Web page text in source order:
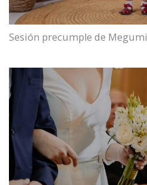
Sesión precumple de Megumi